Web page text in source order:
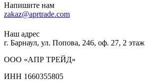
Напишите нам
zakaz@aprtrade.com
Наш адрес
г. Барнаул, ул. Попова, 246, оф. 27, 2 этаж
ООО «АПР ТРЕЙД»
ИНН 1660355805